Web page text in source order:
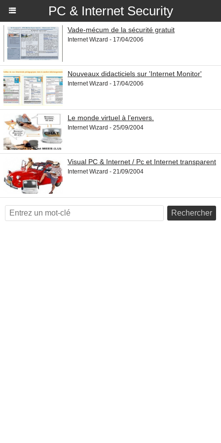
PC & Internet Security
Vade-mécum de la sécurité gratuit
Internet Wizard - 17/04/2006
Nouveaux didacticiels sur 'Internet Monitor'
Internet Wizard - 17/04/2006
Le monde virtuel à l’envers.
Internet Wizard - 25/09/2004
Visual PC & Internet / Pc et Internet transparent
Internet Wizard - 21/09/2004
Rechercher